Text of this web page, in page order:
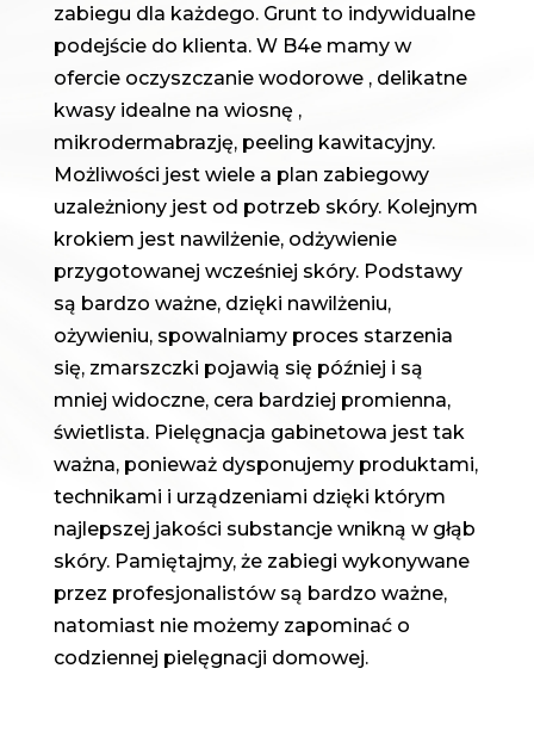
zabiegu dla każdego. Grunt to indywidualne
podejście do klienta. W B4e mamy w
ofercie oczyszczanie wodorowe , delikatne
kwasy idealne na wiosnę ,
mikrodermabrazję, peeling kawitacyjny.
Możliwości jest wiele a plan zabiegowy
uzależniony jest od potrzeb skóry. Kolejnym
krokiem jest nawilżenie, odżywienie
przygotowanej wcześniej skóry. Podstawy
są bardzo ważne, dzięki nawilżeniu,
ożywieniu, spowalniamy proces starzenia
się, zmarszczki pojawią się później i są
mniej widoczne, cera bardziej promienna,
świetlista. Pielęgnacja gabinetowa jest tak
ważna, ponieważ dysponujemy produktami,
technikami i urządzeniami dzięki którym
najlepszej jakości substancje wnikną w głąb
skóry. Pamiętajmy, że zabiegi wykonywane
przez profesjonalistów są bardzo ważne,
natomiast nie możemy zapominać o
codziennej pielęgnacji domowej.